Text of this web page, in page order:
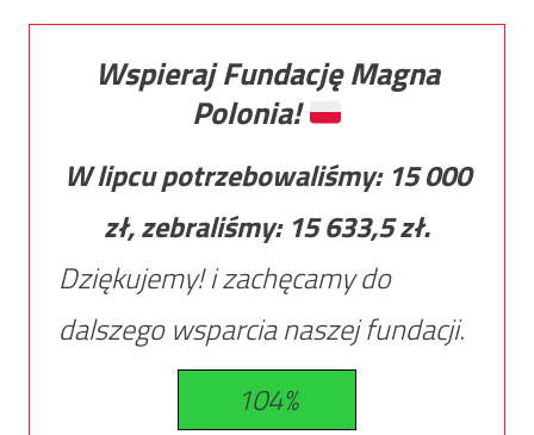
Wspieraj Fundację Magna
Polonia!
W lipcu potrzebowaliśmy: 15 000
zł, zebraliśmy: 15 633,5zł.
Dziękujemy! i zachęcamy do
dalszego wsparcia naszej fundacji.
104%